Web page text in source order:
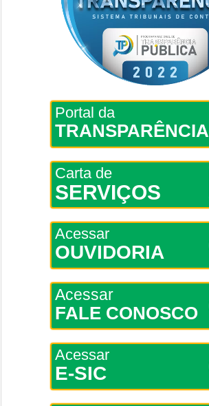
Portal da
TRANSPARÊNCIA
Carta de
SERVIÇOS
Acessar
OUVIDORIA
Acessar
FALE CONOSCO
Acessar
E-SIC